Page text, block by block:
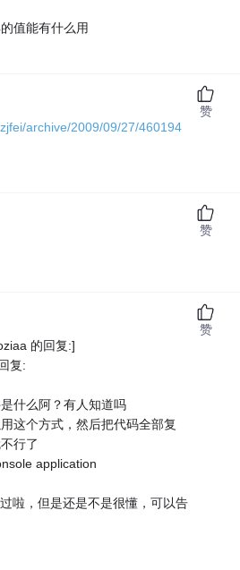
值能有什么用
archive/2009/09/27/460194
赞
赞
的回复:]
复:
什么阿？有人知道吗
这个方式，然后把代码全部复
行了
application
啦，但是还是不是很懂，可以告
赞